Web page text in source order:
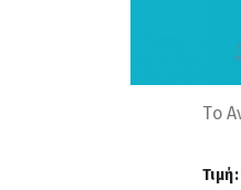
Τo
Τιμή: